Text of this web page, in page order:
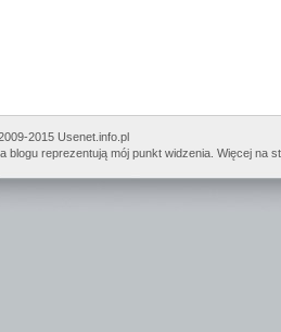
2015 Usenet.info.pl
blogu reprezentują mój punkt widzenia. Więcej na